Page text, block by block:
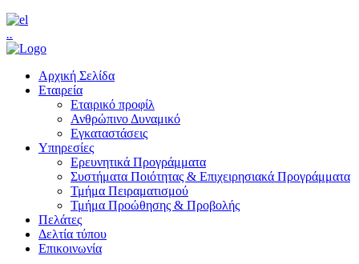
..
Αρχική Σελίδα
Εταιρεία
Εταιρικό προφίλ
Ανθρώπινο Δυναμικό
Εγκαταστάσεις
Υπηρεσίες
Ερευνητικά Προγράμματα
Συστήματα Ποιότητας & Επιχειρησιακά Προγράμματα
Τμήμα Πειραματισμού
Τμήμα Προώθησης & Προβολής
Πελάτες
Δελτία τύπου
Επικοινωνία